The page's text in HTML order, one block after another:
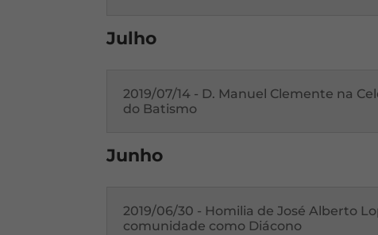
Julho
2019/07/14 - D. Manuel Clemente na
do Batismo
Junho
2019/06/30 - Homilia de José Alberto
comunidade como Diácono